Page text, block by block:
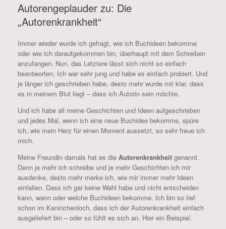
Autorengeplauder zu: Die
„Autorenkrankheit“
Immer wieder wurde ich gefragt, wie ich Buchideen bekomme
oder wie ich daraufgekommen bin, überhaupt mit dem Schreiben
anzufangen. Nun, das Letztere lässt sich nicht so einfach
beantworten. Ich war sehr jung und habe es einfach probiert. Und
je länger ich geschrieben habe, desto mehr wurde mir klar, dass
es in meinem Blut liegt – dass ich Autorin sein möchte.
Und ich habe all meine Geschichten und Ideen aufgeschrieben
und jedes Mal, wenn ich eine neue Buchidee bekomme, spüre
ich, wie mein Herz für einen Moment aussetzt, so sehr freue ich
mich.
Meine Freundin damals hat es die Autorenkrankheit genannt.
Denn je mehr ich schreibe und je mehr Geschichten ich mir
ausdenke, desto mehr merke ich, wie mir immer mehr Ideen
einfallen. Dass ich gar keine Wahl habe und nicht entscheiden
kann, wann oder welche Buchideen bekomme. Ich bin so tief
schon im Kaninchenloch, dass ich der Autorenkrankheit einfach
ausgeliefert bin – oder so fühlt es sich an. Hier ein Beispiel: